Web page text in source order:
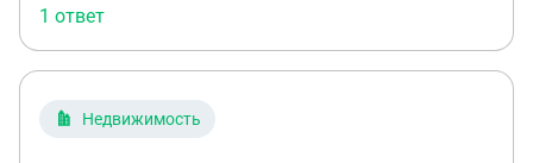
1 ответ
Недвижимость